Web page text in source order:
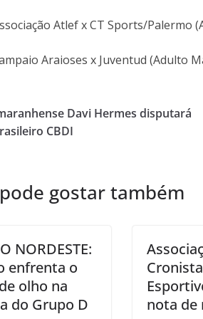
Atlef x CT Sports/Palermo
Araioses x Juventud (Adulto
Davi Hermes disputará
CBDI
gostar também
NORDESTE:
enfrenta o
olho na
do Grupo D
nota de